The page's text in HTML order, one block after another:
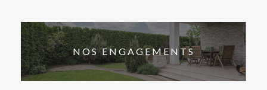
NOS ENGAGEMENTS